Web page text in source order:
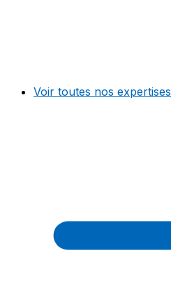
Voir toutes nos expertises